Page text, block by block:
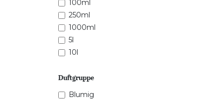
100ml
250ml
1000ml
5l
10l
Duftgruppe
Blumig